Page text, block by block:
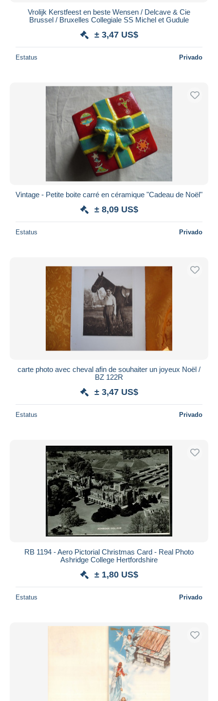
Vrolijk Kerstfeest en beste Wensen / Delcave & Cie
Brussel / Bruxelles Collegiale SS Michel et Gudule
± 3,47 US$
Estatus Privado
Vintage - Petite boite carré en céramique "Cadeau de Noël"
± 8,09 US$
Estatus Privado
carte photo avec cheval afin de souhaiter un joyeux Noël /
BZ 122R
± 3,47 US$
Estatus Privado
RB 1194 - Aero Pictorial Christmas Card - Real Photo
Ashridge College Hertfordshire
± 1,80 US$
Estatus Privado